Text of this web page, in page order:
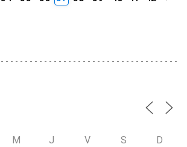
M J V S D